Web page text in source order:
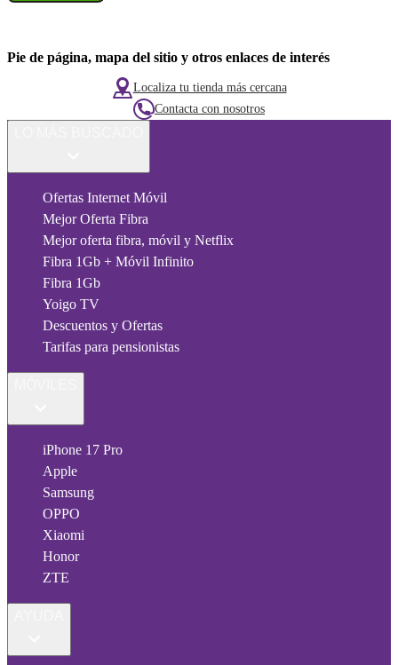
Pie de página, mapa del sitio y otros enlaces de interés
Localiza tu tienda más cercana
Contacta con nosotros
Ofertas Internet Móvil
Mejor Oferta Fibra
Mejor oferta fibra, móvil y Netflix
Fibra 1Gb + Móvil Infinito
Fibra 1Gb
Yoigo TV
Descuentos y Ofertas
Tarifas para pensionistas
iPhone 17 Pro
Apple
Samsung
OPPO
Xiaomi
Honor
ZTE